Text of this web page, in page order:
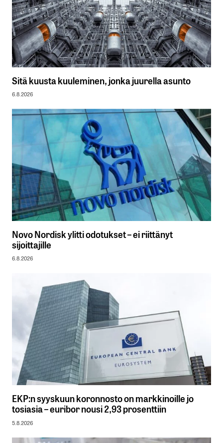
Sitä kuusta kuuleminen, jonka juurella asunto
6.8.2026
Novo Nordisk ylitti odotukset – ei riittänyt
sijoittajille
6.8.2026
EKP:n syyskuun koronnosto on markkinoille jo
tosiasia – euribor nousi 2,93 prosenttiin
5.8.2026